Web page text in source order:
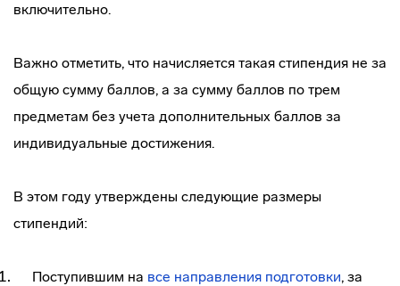
включительно.
Важно отметить, что начисляется такая стипендия не за
общую сумму баллов, а за сумму баллов по трем
предметам без учета дополнительных баллов за
индивидуальные достижения.
В этом году утверждены следующие размеры
стипендий:
Поступившим на все направления подготовки, за